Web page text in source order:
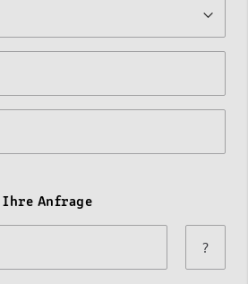
Ihre Anfrage
?